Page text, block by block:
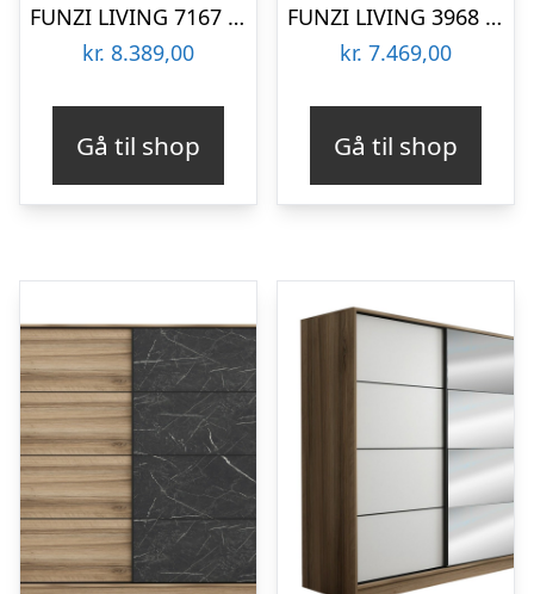
FUNZI LIVING 7167 garderobeskab, spejl, 2 skydelåger, 2 bøjlestænger, 2 skuffer – natur melamin
kr. 8.389,00
Gå til shop
FUNZI LIVING 3968 garderobeskab, spejl, 2 skydelåger, 2 bøjlestænger, 2 skuffer – hvid/sort melamin
kr. 7.469,00
Gå til shop